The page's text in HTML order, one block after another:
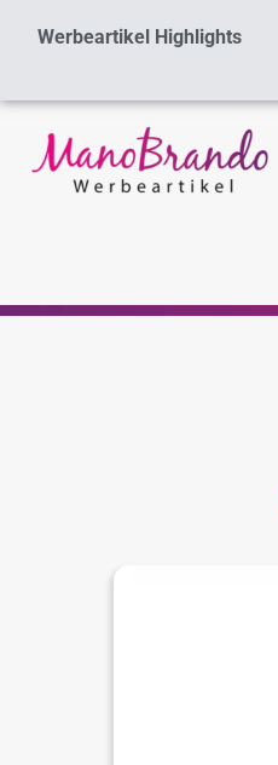
InhaltWerbeartikel Highlights